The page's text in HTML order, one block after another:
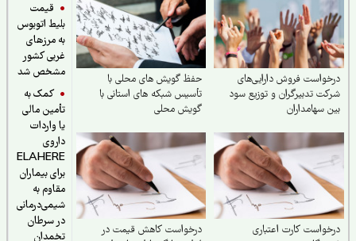
قیمت
بلیط اتوبوس
به مرزهای
غربی کشور
مشخص شد
کمک به
تأمین مالی
یا واردات
داروی
ELAHERE
برای بیماران
مقاوم به
شیمی‌درمانی
در سرطان
تخمدان
فروش دارایی‌های
تدبیرگران و توزیع سود
سهامداران
حفظ گویش های محلی با
تأسیس شبکه های استانی با
گویش محلی
کارت اعتباری
درخواست کاهش قیمت در